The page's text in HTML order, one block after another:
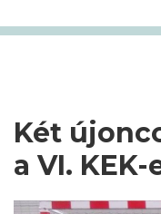
Két
a VI. KEK-